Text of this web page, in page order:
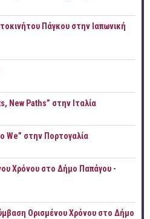
Πάγκου στην Ιαπωνική
New Paths” στην Ιταλία
We” στην Πορτογαλία
Χρόνου στο Δήμο Παπάγου -
Ορισμένου Χρόνου στο Δήμο